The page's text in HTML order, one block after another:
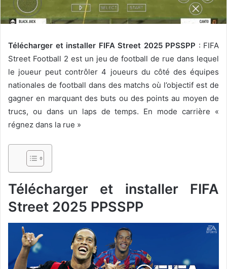
Télécharger et installer FIFA Street 2025 PPSSPP : FIFA
Street Football 2 est un jeu de football de rue dans lequel
le joueur peut contrôler 4 joueurs du côté des équipes
nationales de football dans des matchs où l’objectif est de
gagner en marquant des buts ou des points au moyen de
trucs, ou dans un laps de temps. En mode carrière «
régnez dans la rue »
Télécharger et installer FIFA
Street 2025 PPSSPP